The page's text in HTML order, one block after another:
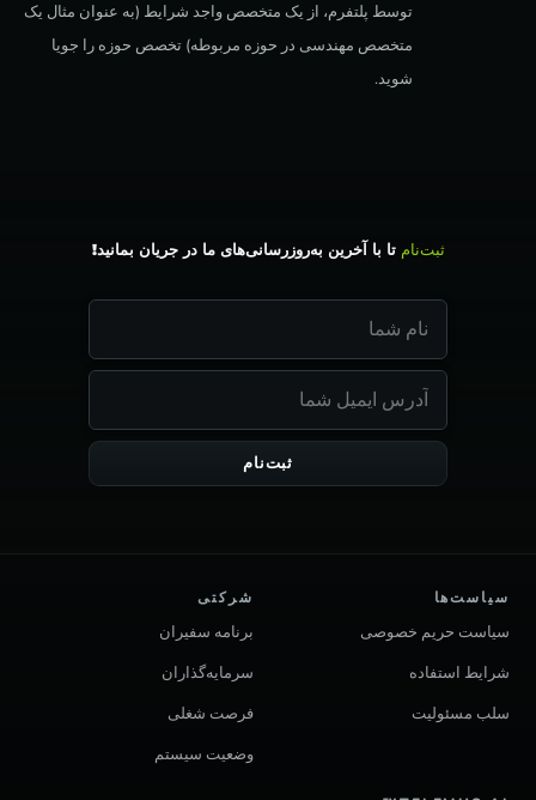
توسط پلتفرم، از یک متخصص واجد شرایط (به عنوان مثال یک
متخصص مهندسی در حوزه مربوطه) تخصص حوزه را جویا
شوید.
ثبت‌نامتا با آخرین به‌روزرسانی‌های ما در جریان بمانید!
ثبت‌نام
سیاست‌ها
سیاست حریم خصوصی
شرایط استفاده
سلب مسئولیت
شرکتی
برنامه سفیران
سرمایه‌گذاران
فرصت شغلی
وضعیت سیستم